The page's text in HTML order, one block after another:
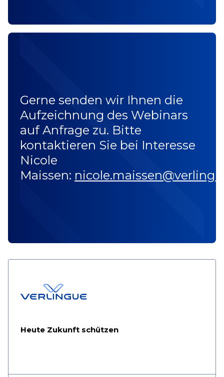
Gerne senden wir Ihnen die
Aufzeichnung des Webinars
auf Anfrage zu. Bitte
kontaktieren Sie bei Interesse
Nicole
Maissen:
Heute Zukunft schützen